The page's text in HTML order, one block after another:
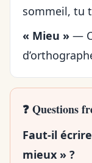
sommeil, tu
« Mieu » —
❓ Questions
Faut-il écrire
mieux » ?